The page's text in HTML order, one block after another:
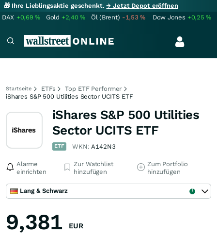
🎁 Ihre Lieblingsaktie geschenkt.→ Jetzt Depot eröffnen
DAX +0,69% Gold +2,40% Öl (Brent) -1,53% Dow Jones +0,25%
Startseite ETFs
Top ETF Performer
iShares S&P 500 Utilities Sector UCITS ETF
iShares S&P 500 Utilities
Sector UCITS ETF
ETF WKN:A142N3
Alarme
einrichten
Zur Watchlist
hinzufügen
Zum Portfolio
hinzufügen
Lang & Schwarz
9,381 EUR